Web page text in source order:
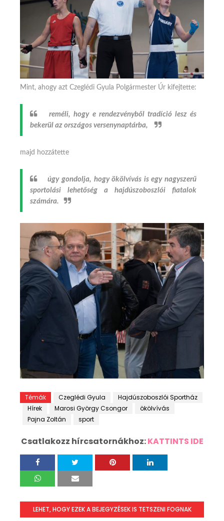
Mint, ahogy azt Czeglédi Gyula Polgármester Úr kifejtette:
reméli, hogy e rendezvényből tradíció lesz és
bekerül az országos versenynaptárba,
majd hozzátette
úgy gondolja, hogy ökölvívás is egy nagyszerű
sportolási lehetőség a hajdúszoboszlói fiatalok
számára.
Témák Czeglédi Gyula
Hajdúszoboszlói Sportház
Hírek
Marosi György Csongor
ökölvívás
Pajna Zoltán
sport
Csatlakozz hírcsatornákhoz:KATTINTS IDE
LEHET, HOGY EZEK A BEJEGYZÉSEK IS TETSZENI FOGNAK